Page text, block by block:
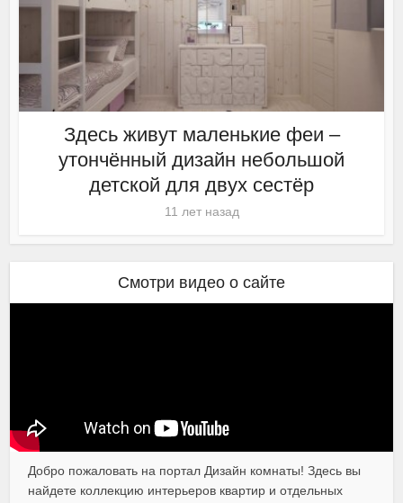
Здесь живут маленькие феи –
утончённый дизайн небольшой
детской для двух сестёр
11 лет назад
Смотри видео о сайте
Добро пожаловать на портал Дизайн комнаты! Здесь вы
найдете коллекцию интерьеров квартир и отдельных